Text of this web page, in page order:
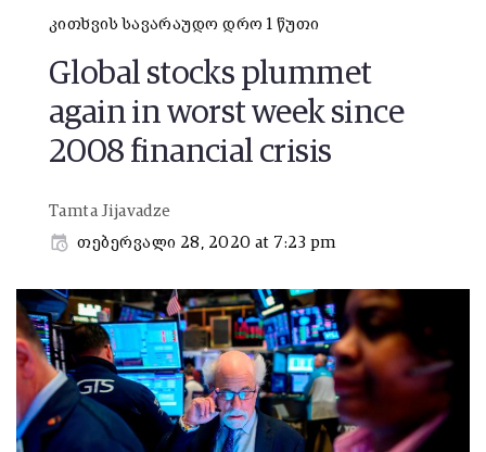
კითხვის სავარაუდო დრო 1 წუთი
Global stocks plummet
again in worst week since
2008 financial crisis
Tamta Jijavadze
თებერვალი 28, 2020 at 7:23 pm